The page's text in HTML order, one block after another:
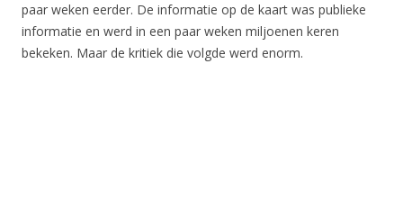
paar weken eerder. De informatie op de kaart was publieke
informatie en werd in een paar weken miljoenen keren
bekeken. Maar de kritiek die volgde werd enorm.